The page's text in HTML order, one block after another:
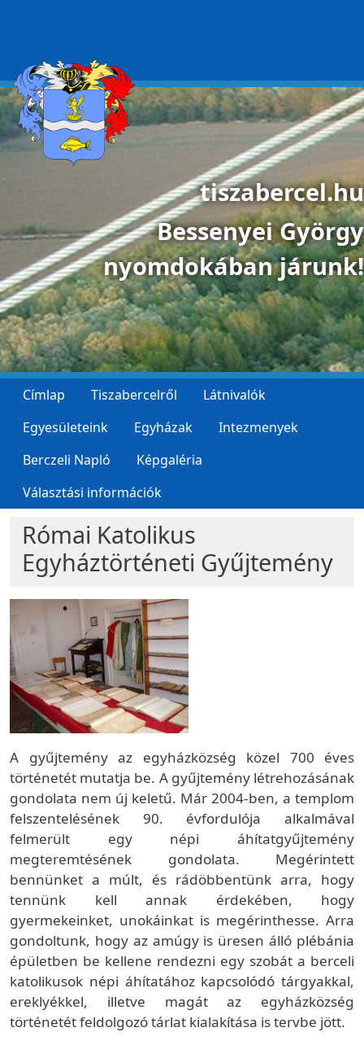
tiszabercel.hu
Bessenyei György
nyomdokában járunk!
Címlap Tiszabercelről
Látnivalók
Egyesületeink
Egyházak
Intezmenyek
Berczeli Napló
Képgaléria
Választási információk
Római Katolikus
Egyháztörténeti Gyűjtemény
A gyűjtemény az egyházközség közel 700 éves
történetét mutatja be. A gyűjtemény létrehozásának
gondolata nem új keletű. Már 2004-ben, a templom
felszentelésének 90. évfordulója alkalmával
felmerült egy népi áhítatgyűjtemény
megteremtésének gondolata. Megérintett
bennünket a múlt, és rádöbbentünk arra, hogy
tennünk kell annak érdekében, hogy
gyermekeinket, unokáinkat is megérinthesse. Arra
gondoltunk, hogy az amúgy is üresen álló plébánia
épületben be kellene rendezni egy szobát a berceli
katolikusok népi áhítatához kapcsolódó tárgyakkal,
ereklyékkel, illetve magát az egyházközség
történetét feldolgozó tárlat kialakítása is tervbe jött.